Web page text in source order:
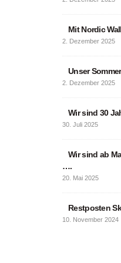
Mit Nordic
2. Dezember 2025
Unser
2. Dezember 2025
Wir sind 30
30. Juli 2025
Wir sind ab
….
20. Mai 2025
Restposten
10. November 2024